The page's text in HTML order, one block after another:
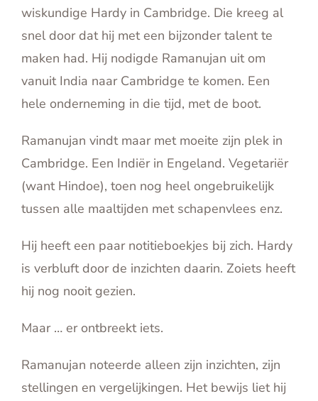
wiskundige Hardy in Cambridge. Die kreeg al
snel door dat hij met een bijzonder talent te
maken had. Hij nodigde Ramanujan uit om
vanuit India naar Cambridge te komen. Een
hele onderneming in die tijd, met de boot.
Ramanujan vindt maar met moeite zijn plek in
Cambridge. Een Indiër in Engeland. Vegetariër
(want Hindoe), toen nog heel ongebruikelijk
tussen alle maaltijden met schapenvlees enz.
Hij heeft een paar notitieboekjes bij zich. Hardy
is verbluft door de inzichten daarin. Zoiets heeft
hij nog nooit gezien.
Maar … er ontbreekt iets.
Ramanujan noteerde alleen zijn inzichten, zijn
stellingen en vergelijkingen. Het bewijs liet hij